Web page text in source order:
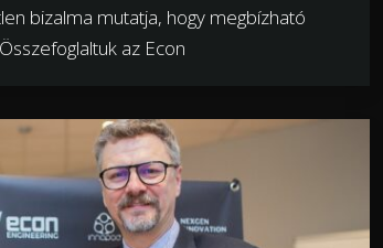
bizalma mutatja, hogy megbízható
az Econ